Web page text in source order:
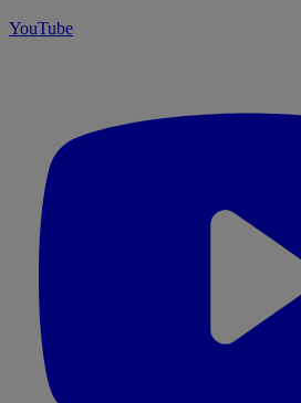
YouTube